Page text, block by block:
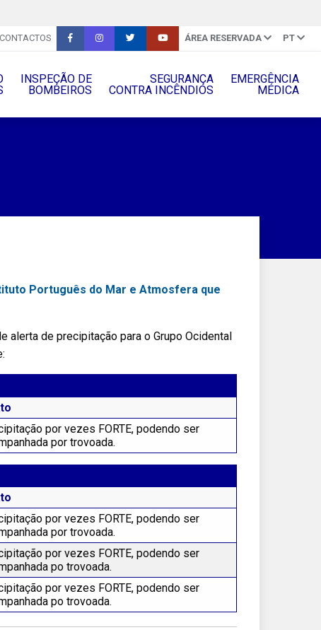
CONTACTOS ÁREA RESERVADA PT
INSPEÇÃO DE
BOMBEIROS
SEGURANÇA
CONTRA INCÊNDIOS
EMERGÊNCIA
MÉDICA
Português do Mar e Atmosfera que
alerta de precipitação para o Grupo Ocidental
por vezes FORTE, podendo ser
por trovoada.
por vezes FORTE, podendo ser
por trovoada.
por vezes FORTE, podendo ser
po trovoada.
por vezes FORTE, podendo ser
po trovoada.